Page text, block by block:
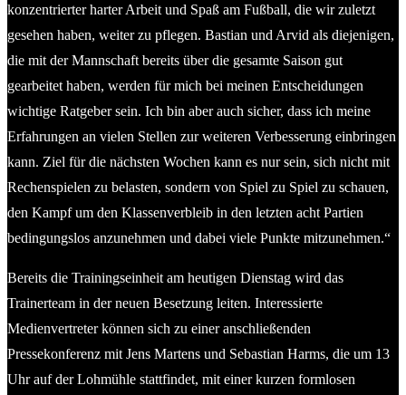
konzentrierter harter Arbeit und Spaß am Fußball, die wir zuletzt
gesehen haben, weiter zu pflegen. Bastian und Arvid als diejenigen,
die mit der Mannschaft bereits über die gesamte Saison gut
gearbeitet haben, werden für mich bei meinen Entscheidungen
wichtige Ratgeber sein. Ich bin aber auch sicher, dass ich meine
Erfahrungen an vielen Stellen zur weiteren Verbesserung einbringen
kann. Ziel für die nächsten Wochen kann es nur sein, sich nicht mit
Rechenspielen zu belasten, sondern von Spiel zu Spiel zu schauen,
den Kampf um den Klassenverbleib in den letzten acht Partien
bedingungslos anzunehmen und dabei viele Punkte mitzunehmen.“
Bereits die Trainingseinheit am heutigen Dienstag wird das
Trainerteam in der neuen Besetzung leiten. Interessierte
Medienvertreter können sich zu einer anschließenden
Pressekonferenz mit Jens Martens und Sebastian Harms, die um 13
Uhr auf der Lohmühle stattfindet, mit einer kurzen formlosen